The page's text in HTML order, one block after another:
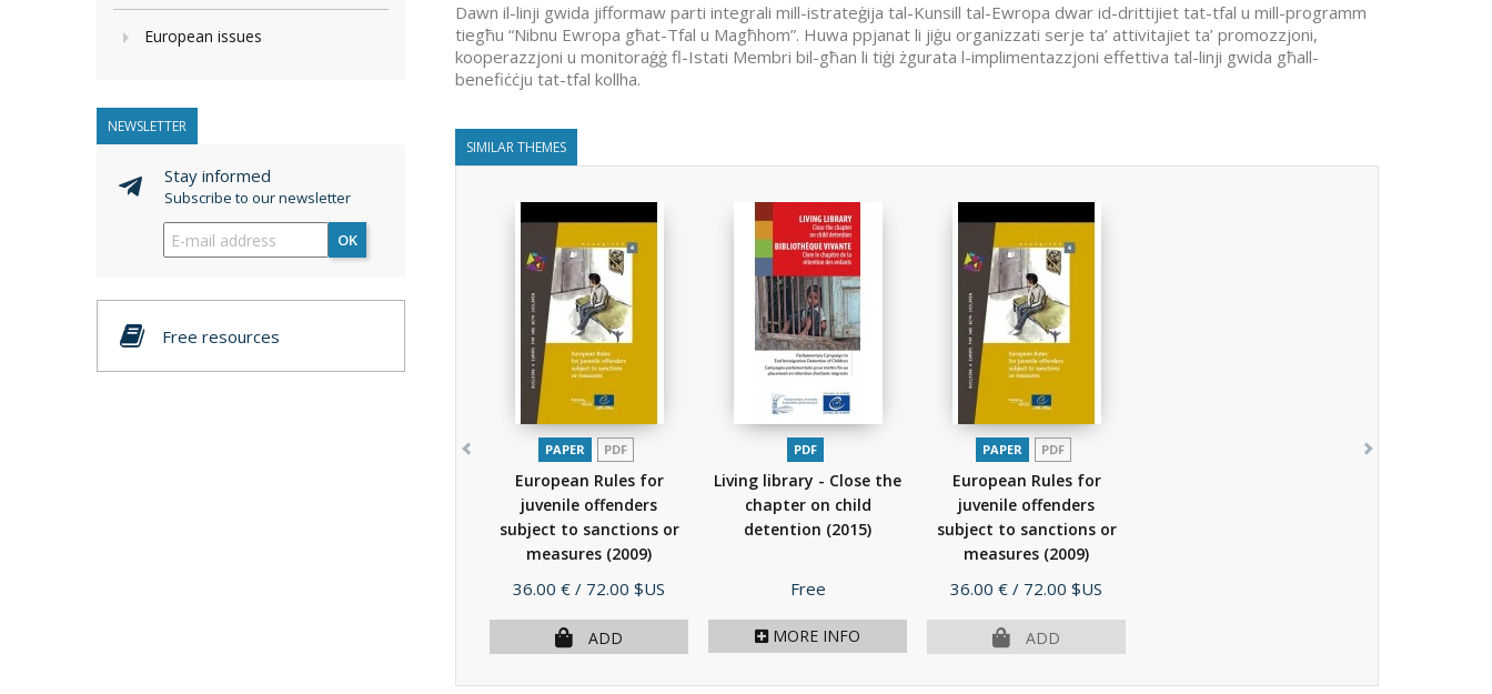
European issues
NEWSLETTER
Stay informed
Subscribe to our newsletter
OK
Free resources
Dawn il-linji gwida jifformaw parti integrali mill-istrateġija tal-Kunsill tal-Ewropa dwar id-drittijiet tat-tfal u mill-programm
tiegħu “Nibnu Ewropa għat-Tfal u Magħhom”. Huwa ppjanat li jiġu organizzati serje ta’ attivitajiet ta’ promozzjoni,
kooperazzjoni u monitoraġġ fl-Istati Membri bil-għan li tiġi żgurata l-implimentazzjoni effettiva tal-linji gwida għall-
benefiċċju tat-tfal kollha.
SIMILAR THEMES
PAPER PDF
European Rules for
juvenile offenders
subject to sanctions or
measures (2009)
Price
36.00 € / 72.00 $US
ADD
PDF
Living library - Close the
chapter on child
detention (2015)
Price
Free
MORE INFO
PAPER PDF
European Rules for
juvenile offenders
subject to sanctions or
measures (2009)
Price
36.00 € / 72.00 $US
ADD